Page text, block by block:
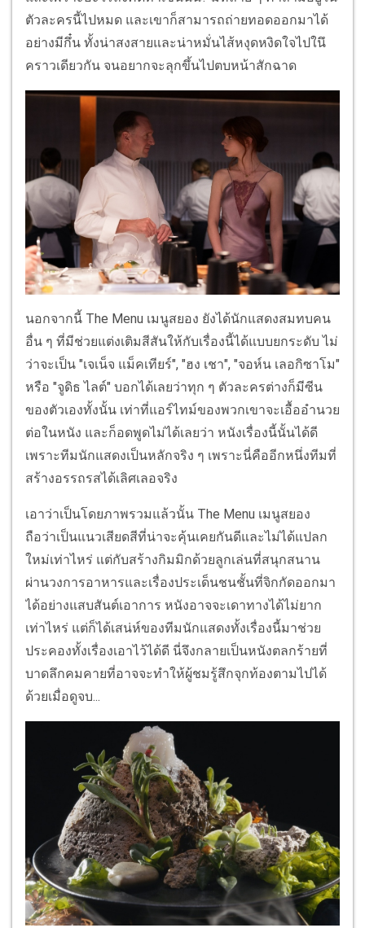
ตัวละครนี้ไปหมด และเขาก็สามารถถ่ายทอดออกมาได้
อย่างมีกึ๋น ทั้งน่าสงสายและน่าหมั่นไส้หงุดหงิดใจไปในึ
คราวเดียวกัน จนอยากจะลุกขึ้นไปตบหน้าสักฉาด
นอกจากนี้ The Menu เมนูสยอง ยังได้นักแสดงสมทบคน
อื่น ๆ ที่มีช่วยแต่งเติมสีสันให้กับเรื่องนี้ได้แบบยกระดับ ไม่
ว่าจะเป็น "เจเน็จ แม็คเทียร์", "ฮง เชา", "จอห์น เลอกิซาโม"
หรือ "จูดิธ ไลต์" บอกได้เลยว่าทุก ๆ ตัวละครต่างก็มีซีน
ของตัวเองทั้งนั้น เท่าที่แอร์ไทม์ของพวกเขาจะเอื้ออำนวย
ต่อในหนัง และก็อดพูดไม่ได้เลยว่า หนังเรื่องนี้นั้นได้ดี
เพราะทีมนักแสดงเป็นหลักจริง ๆ เพราะนี่คืออีกหนึ่งทีมที่
สร้างอรรถรสได้เลิศเลอจริง
เอาว่าเป็นโดยภาพรวมแล้วนั้น The Menu เมนูสยอง
ถือว่าเป็นแนวเสียดสีที่น่าจะคุ้นเคยกันดีและไม่ได้แปลก
ใหม่เท่าไหร่ แต่กับสร้างกิมมิกด้วยลูกเล่นที่สนุกสนาน
ผ่านวงการอาหารและเรื่องประเด็นชนชั้นที่จิกกัดออกมา
ได้อย่างแสบสันต์เอาการ หนังอาจจะเดาทางได้ไม่ยาก
เท่าไหร่ แต่ก็ได้เสน่ห์ของทีมนักแสดงทั้งเรื่องนี้มาช่วย
ประคองทั้งเรื่องเอาไว้ได้ดี นี่จึงกลายเป็นหนังตลกร้ายที่
บาดลึกคมคายที่อาจจะทำให้ผู้ชมรู้สึกจุกท้องตามไปได้
ด้วยเมื่อดูจบ...